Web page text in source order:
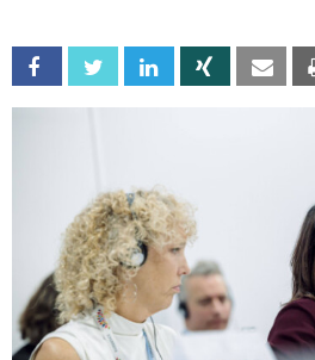
Facebook Twitter Linkedin Xing